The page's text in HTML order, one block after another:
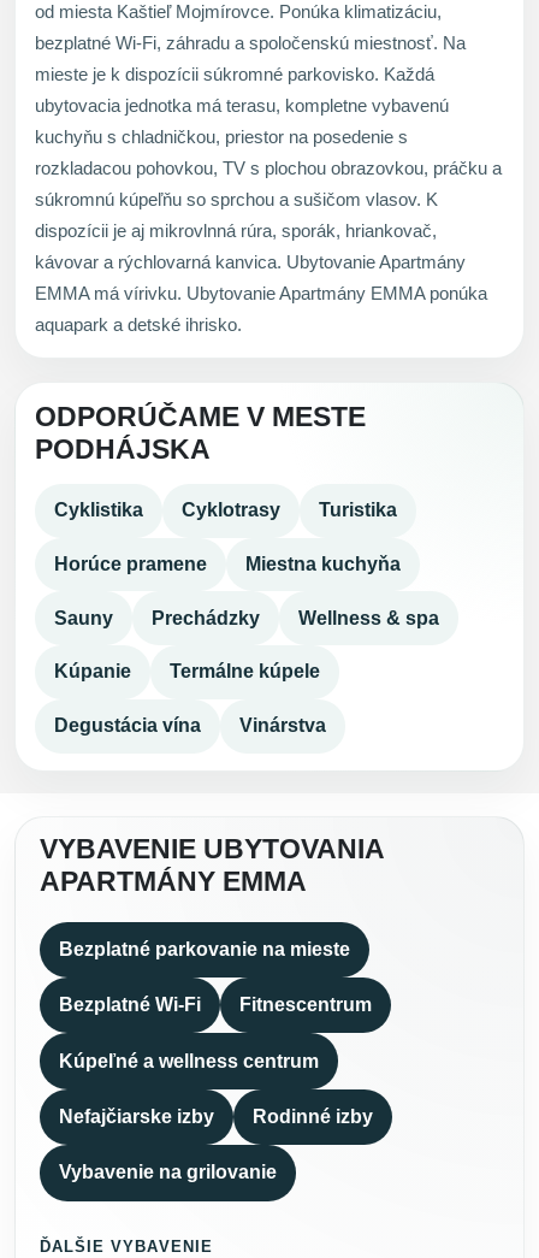
od miesta Kaštieľ Mojmírovce. Ponúka klimatizáciu,
bezplatné Wi-Fi, záhradu a spoločenskú miestnosť. Na
mieste je k dispozícii súkromné parkovisko. Každá
ubytovacia jednotka má terasu, kompletne vybavenú
kuchyňu s chladničkou, priestor na posedenie s
rozkladacou pohovkou, TV s plochou obrazovkou, práčku a
súkromnú kúpeľňu so sprchou a sušičom vlasov. K
dispozícii je aj mikrovlnná rúra, sporák, hriankovač,
kávovar a rýchlovarná kanvica. Ubytovanie Apartmány
EMMA má vírivku. Ubytovanie Apartmány EMMA ponúka
aquapark a detské ihrisko.
ODPORÚČAME V MESTE
PODHÁJSKA
Cyklistika Cyklotrasy Turistika
Horúce pramene Miestna kuchyňa
Sauny Prechádzky Wellness & spa
Kúpanie Termálne kúpele
Degustácia vína Vinárstva
VYBAVENIE UBYTOVANIA
APARTMÁNY EMMA
Bezplatné parkovanie na mieste
Bezplatné Wi-Fi Fitnescentrum
Kúpeľné a wellness centrum
Nefajčiarske izby Rodinné izby
Vybavenie na grilovanie
ĎALŠIE VYBAVENIE